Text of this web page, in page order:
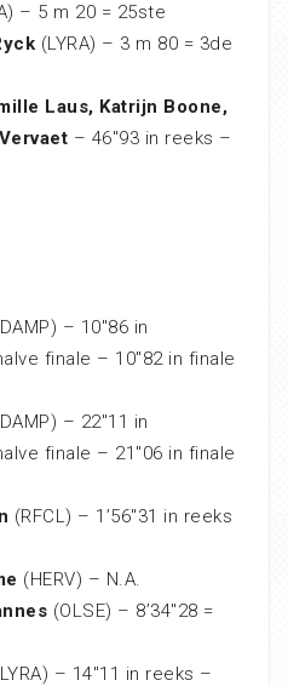
– 5 m 20 = 25ste
(LYRA) – 3 m 80 = 3de
Laus, Katrijn Boone,
– 46″93 in reeks –
– 10″86 in
finale – 10″82 in finale
– 22″11 in
finale – 21″06 in finale
(RFCL) – 1’56″31 in reeks
(HERV) – N.A.
(OLSE) – 8’34″28 =
– 14″11 in reeks –